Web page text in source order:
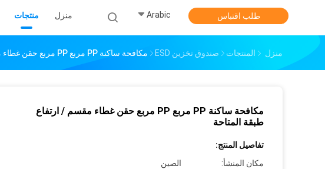
منزل منتجات Arabic طلب اقتباس
منزل المنتجات صندوق تخزين ESD مكافحة ساكنة PP مربع PP مربع حقن غطاء مقسم / ارتفاع طبقة المتاحة
مكافحة ساكنة PP مربع PP مربع حقن غطاء مقسم / ارتفاع
طبقة المتاحة
تفاصيل المنتج:
مكان المنشأ:
الصين